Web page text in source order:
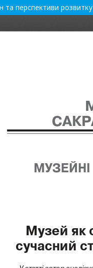
та перспективи розвитку